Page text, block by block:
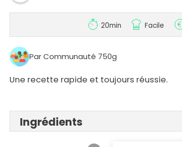
20min Facile
Par Communauté 750g
Une recette rapide et toujours réussie.
Ingrédients